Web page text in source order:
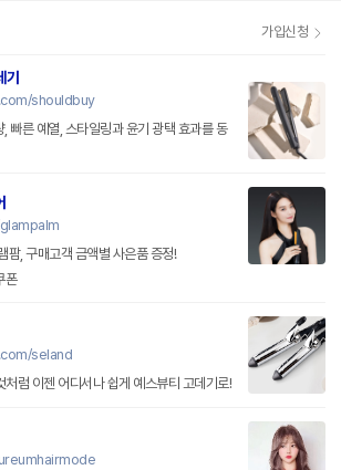
가입신청
shouldbuy
빠른 예열, 스타일링과 윤기 광택 효과를 동
팜, 구매고객 금액별 사은품 증정!
폰
seland
럼 이젠 어디서나 쉽게 예스뷰티 고데기로!